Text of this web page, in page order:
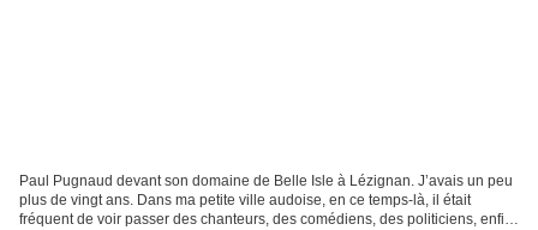
Paul Pugnaud devant son domaine de Belle Isle à Lézignan. J’avais un peu
plus de vingt ans. Dans ma petite ville audoise, en ce temps-là, il était
fréquent de voir passer des chanteurs, des comédiens, des politiciens, enfin